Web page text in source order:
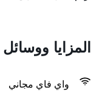
المزايا ووسائل
واي فاي مجاني